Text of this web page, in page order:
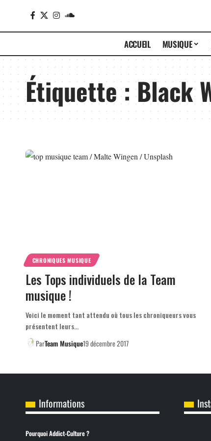
ACCUEIL MUSIQUE
Étiquette :Black
CHRONIQUES MUSIQUE
Les Tops individuels de la Team
musique !
Voici le moment tant attendu où tous les chroniqueurs vous
présentent leurs…
ParTeam Musique19 décembre 2017
Informations
Pourquoi Addict-Culture ?